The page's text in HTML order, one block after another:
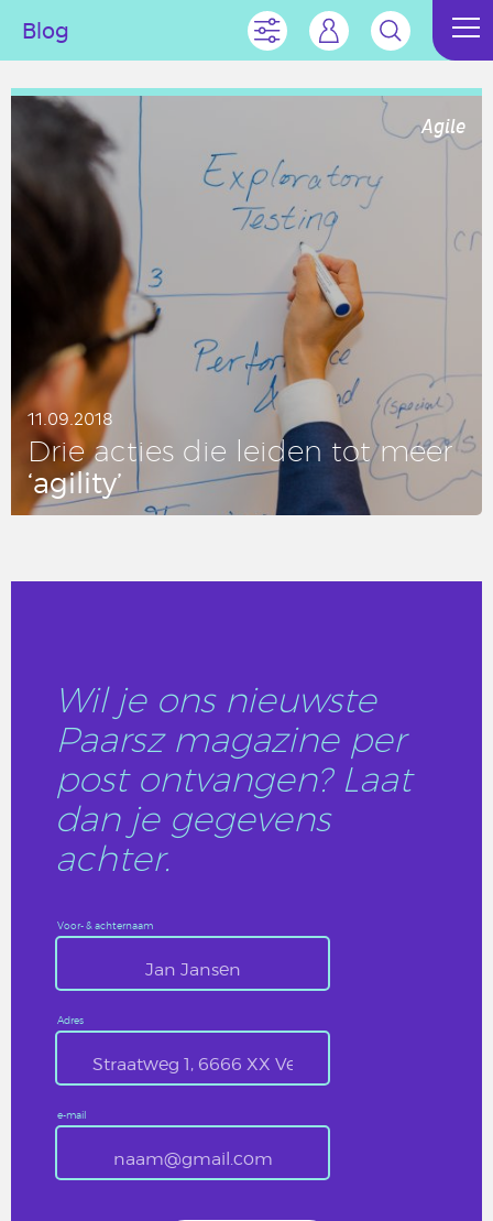
Blog
Agile
11.09.2018
Drie acties die leiden tot meer
‘agility’
Wil je ons nieuwste
Paarsz magazine per
post ontvangen? Laat
dan je gegevens
achter.
Voor- & achternaam
Adres
e-mail